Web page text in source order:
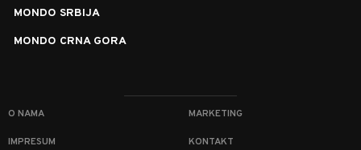
MONDO SRBIJA
MONDO CRNA GORA
O NAMA MARKETING
IMPRESUM KONTAKT